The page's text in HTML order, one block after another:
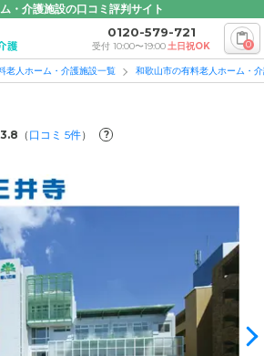
・介護施設の口コミ評判サイト
0120-579-721
受付 10:00〜19:00土日祝OK 0
老人ホーム・介護施設一覧 和歌山市の有料老人ホーム・
3.8 （ 口コミ 5件） ?